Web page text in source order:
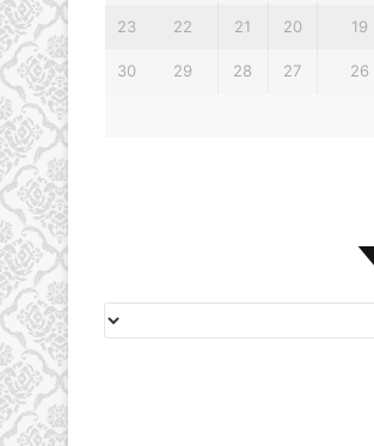
19
20
21
22
23
26
27
28
29
30